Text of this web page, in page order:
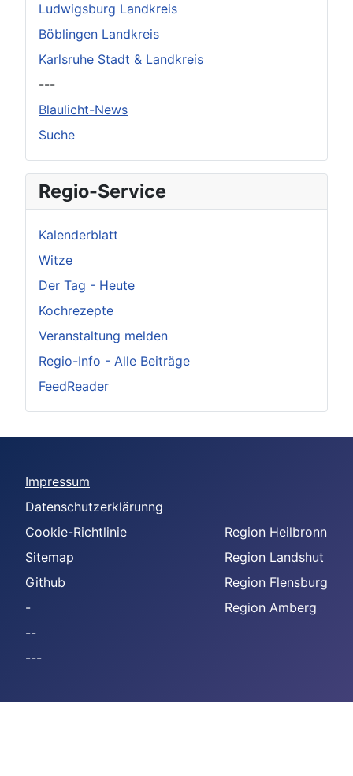
Ludwigsburg Landkreis
Böblingen Landkreis
Karlsruhe Stadt & Landkreis
---
Blaulicht-News
Suche
Regio-Service
Kalenderblatt
Witze
Der Tag - Heute
Kochrezepte
Veranstaltung melden
Regio-Info - Alle Beiträge
FeedReader
Impressum
Datenschutzerklärunng
Cookie-Richtlinie
Sitemap
Github
-
--
---
Region Heilbronn
Region Landshut
Region Flensburg
Region Amberg